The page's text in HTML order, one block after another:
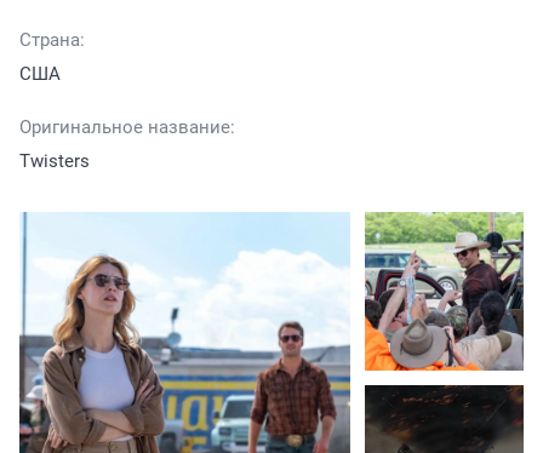
Страна:
США
Оригинальное название:
Twisters